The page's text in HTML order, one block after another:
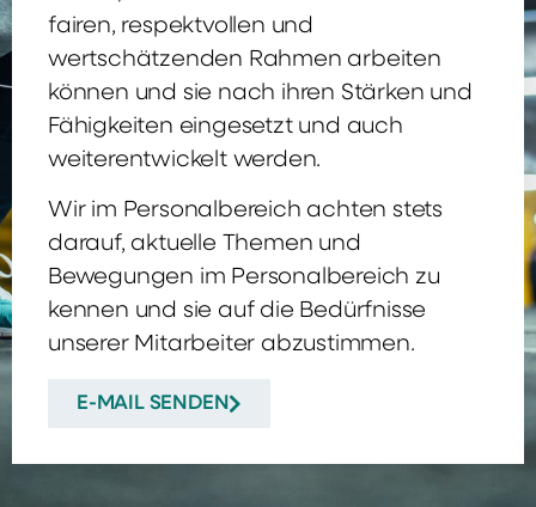
fairen, respektvollen und
wertschätzenden Rahmen arbeiten
können und sie nach ihren Stärken und
Fähigkeiten eingesetzt und auch
weiterentwickelt werden.
Wir im Personalbereich achten stets
darauf, aktuelle Themen und
Bewegungen im Personalbereich zu
kennen und sie auf die Bedürfnisse
unserer Mitarbeiter abzustimmen.
E-MAIL SENDEN